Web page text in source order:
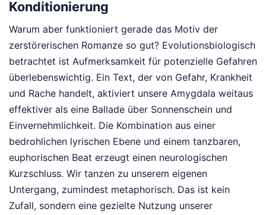
Konditionierung
Warum aber funktioniert gerade das Motiv der
zerstörerischen Romanze so gut? Evolutionsbiologisch
betrachtet ist Aufmerksamkeit für potenzielle Gefahren
überlebenswichtig. Ein Text, der von Gefahr, Krankheit
und Rache handelt, aktiviert unsere Amygdala weitaus
effektiver als eine Ballade über Sonnenschein und
Einvernehmlichkeit. Die Kombination aus einer
bedrohlichen lyrischen Ebene und einem tanzbaren,
euphorischen Beat erzeugt einen neurologischen
Kurzschluss. Wir tanzen zu unserem eigenen
Untergang, zumindest metaphorisch. Das ist kein
Zufall, sondern eine gezielte Nutzung unserer